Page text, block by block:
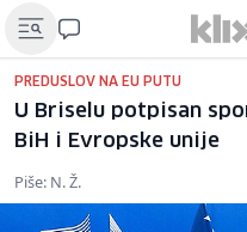
PREDUSLOV NA EU PUTU
U Briselu potpisan
BiH i Evropske unije
Piše: N. Ž.